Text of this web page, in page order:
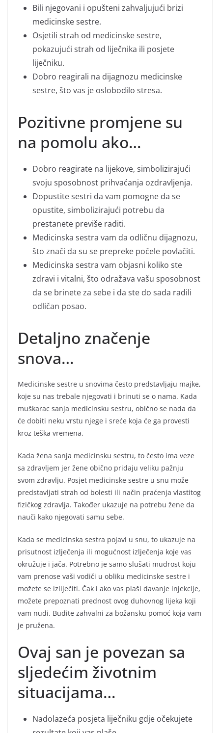
Bili njegovani i opušteni zahvaljujući brizi
medicinske sestre.
Osjetili strah od medicinske sestre,
pokazujući strah od liječnika ili posjete
liječniku.
Dobro reagirali na dijagnozu medicinske
sestre, što vas je oslobodilo stresa.
Pozitivne promjene su
na pomolu ako…
Dobro reagirate na lijekove, simbolizirajući
svoju sposobnost prihvaćanja ozdravljenja.
Dopustite sestri da vam pomogne da se
opustite, simbolizirajući potrebu da
prestanete previše raditi.
Medicinska sestra vam da odličnu dijagnozu,
što znači da su se prepreke počele povlačiti.
Medicinska sestra vam objasni koliko ste
zdravi i vitalni, što odražava vašu sposobnost
da se brinete za sebe i da ste do sada radili
odličan posao.
Detaljno značenje
snova…
Medicinske sestre u snovima često predstavljaju majke,
koje su nas trebale njegovati i brinuti se o nama. Kada
muškarac sanja medicinsku sestru, obično se nada da
će dobiti neku vrstu njege i sreće koja će ga provesti
kroz teška vremena.
Kada žena sanja medicinsku sestru, to često ima veze
sa zdravljem jer žene obično pridaju veliku pažnju
svom zdravlju. Posjet medicinske sestre u snu može
predstavljati strah od bolesti ili način praćenja vlastitog
fizičkog zdravlja. Također ukazuje na potrebu žene da
nauči kako njegovati samu sebe.
Kada se medicinska sestra pojavi u snu, to ukazuje na
prisutnost izlječenja ili mogućnost izlječenja koje vas
okružuje i jača. Potrebno je samo slušati mudrost koju
vam prenose vaši vodiči u obliku medicinske sestre i
možete se izliječiti. Čak i ako vas plaši davanje injekcije,
možete prepoznati prednost ovog duhovnog lijeka koji
vam nudi. Budite zahvalni za božansku pomoć koja vam
je pružena.
Ovaj san je povezan sa
sljedećim životnim
situacijama…
Nadolazeća posjeta liječniku gdje očekujete